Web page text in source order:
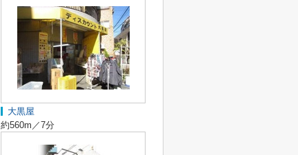
大黒屋
約560m／7分